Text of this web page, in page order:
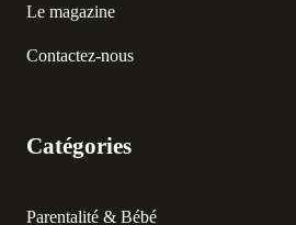
Le magazine
Contactez-nous
Catégories
Parentalité & Bébé